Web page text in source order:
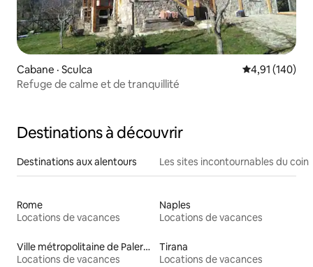
Cabane · Sculca Note
4,91 (140)
Refuge de calme et de tranquillité
Destinations à découvrir
Destinations aux alentours Les sites incontournables du coin
Rome
Locations de vacances
Naples
Locations de vacances
Ville métropolitaine de Palerme
Locations de vacances
Tirana
Locations de vacances